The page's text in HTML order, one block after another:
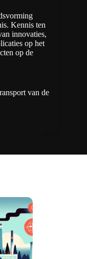
Kennis ten
innovaties,
op het
op de
van de